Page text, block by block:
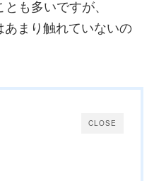
も多いですが、
まり触れていないの
CLOSE